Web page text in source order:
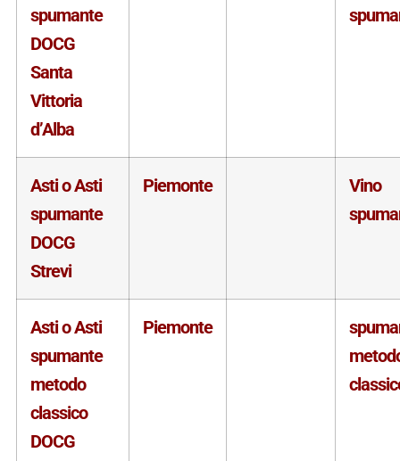
spumante
DOCG
Santa
Vittoria
d’Alba
Asti o Asti
spumante
DOCG
Strevi
Piemonte
Vino
Asti o Asti
spumante
metodo
classico
DOCG
Piemonte